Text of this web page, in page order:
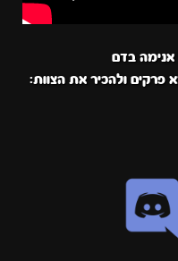
אנימה בדם
פרקים ולהכיר את הצוות: